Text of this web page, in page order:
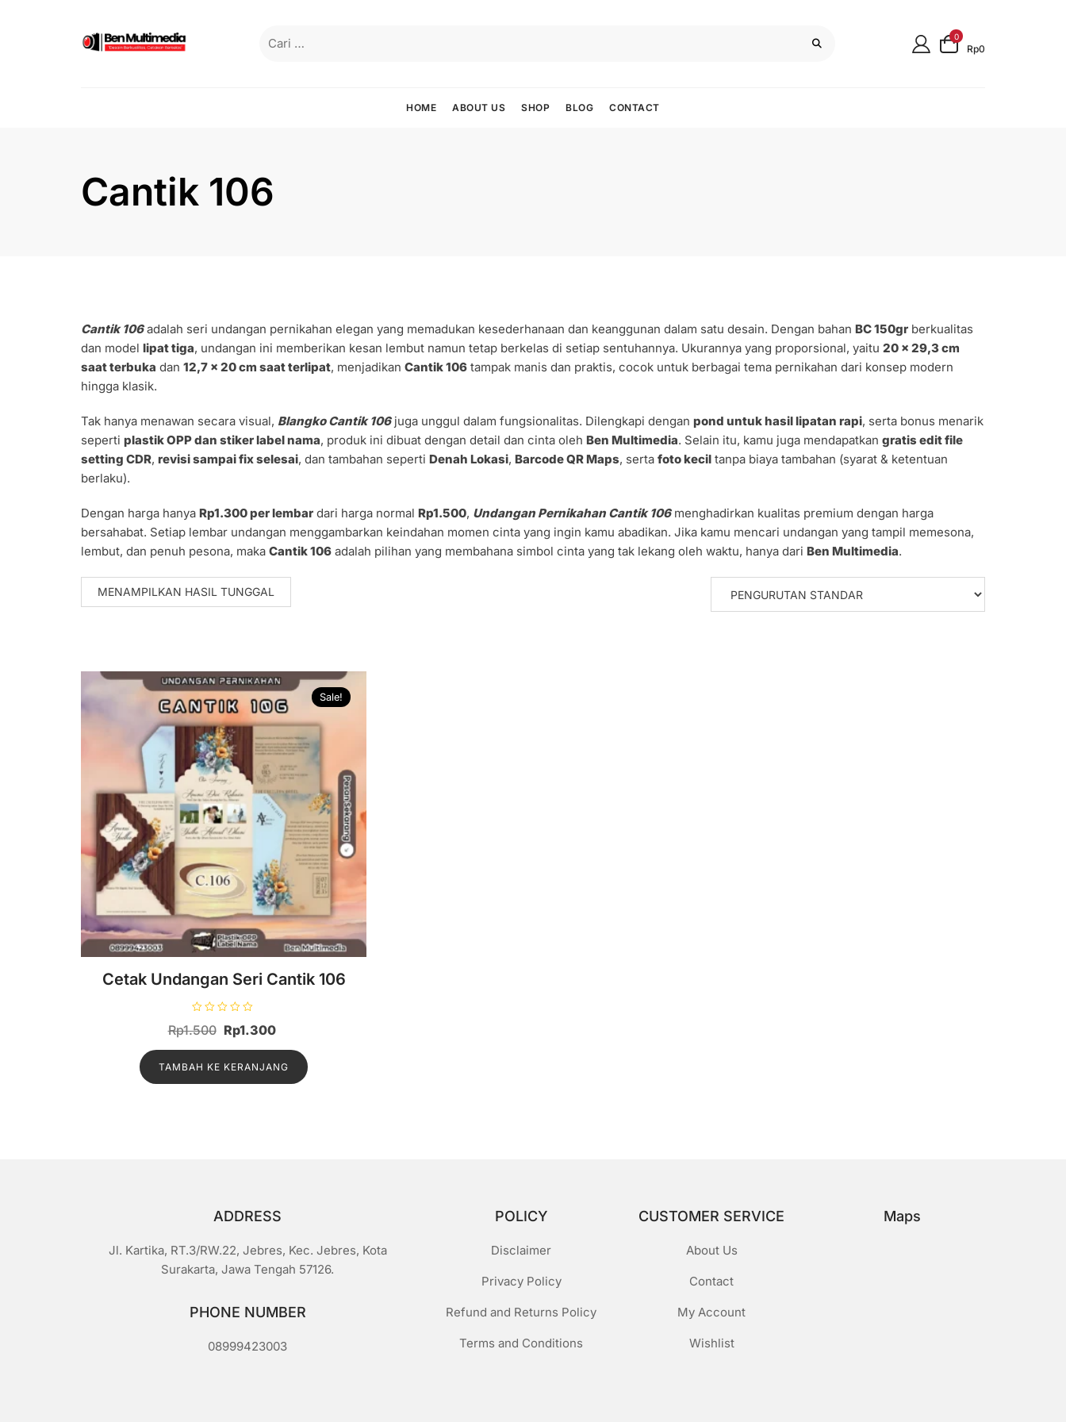
0
Rp0
HOME ABOUT US SHOP BLOG CONTACT
Cantik 106
Cantik 106adalah seri undangan pernikahan elegan yang memadukan kesederhanaan dan keanggunan dalam satu desain. Dengan bahan BC 150gr berkualitas
dan model lipat tiga, undangan ini memberikan kesan lembut namun tetap berkelas di setiap sentuhannya. Ukurannya yang proporsional, yaitu 20 x 29,3 cm
saat terbuka dan 12,7 x 20 cm saat terlipat, menjadikan Cantik 106 tampak manis dan praktis, cocok untuk berbagai tema pernikahan dari konsep modern
hingga klasik.
Tak hanya menawan secara visual, Blangko Cantik 106juga unggul dalam fungsionalitas. Dilengkapi dengan pond untuk hasil lipatan rapi, serta bonus menarik
seperti plastik OPP dan stiker label nama, produk ini dibuat dengan detail dan cinta oleh Ben Multimedia. Selain itu, kamu juga mendapatkan gratis edit file
setting CDR, revisi sampai fix selesai, dan tambahan seperti Denah Lokasi, Barcode QR Maps, serta foto kecil tanpa biaya tambahan (syarat & ketentuan
berlaku).
Dengan harga hanya Rp1.300 per lembar dari harga normal Rp1.500, Undangan Pernikahan Cantik 106menghadirkan kualitas premium dengan harga
bersahabat. Setiap lembar undangan menggambarkan keindahan momen cinta yang ingin kamu abadikan. Jika kamu mencari undangan yang tampil memesona,
lembut, dan penuh pesona, maka Cantik 106 adalah pilihan yang membahana simbol cinta yang tak lekang oleh waktu, hanya dari Ben Multimedia.
MENAMPILKAN HASIL TUNGGAL
Sale!
Cetak Undangan Seri Cantik 106
i
i
a
Rp1.500 Harga
aslinya
adalah:
Rp1.500.
Rp1.300
saat
ini
adalah:
TAMBAH KE KERANJANG
ADDRESS
Jl. Kartika, RT.3/RW.22, Jebres, Kec. Jebres, Kota
Surakarta, Jawa Tengah 57126.
PHONE NUMBER
08999423003
POLICY
Disclaimer
Privacy Policy
Refund and Returns Policy
Terms and Conditions
CUSTOMER SERVICE
About Us
Contact
My Account
Wishlist
Maps